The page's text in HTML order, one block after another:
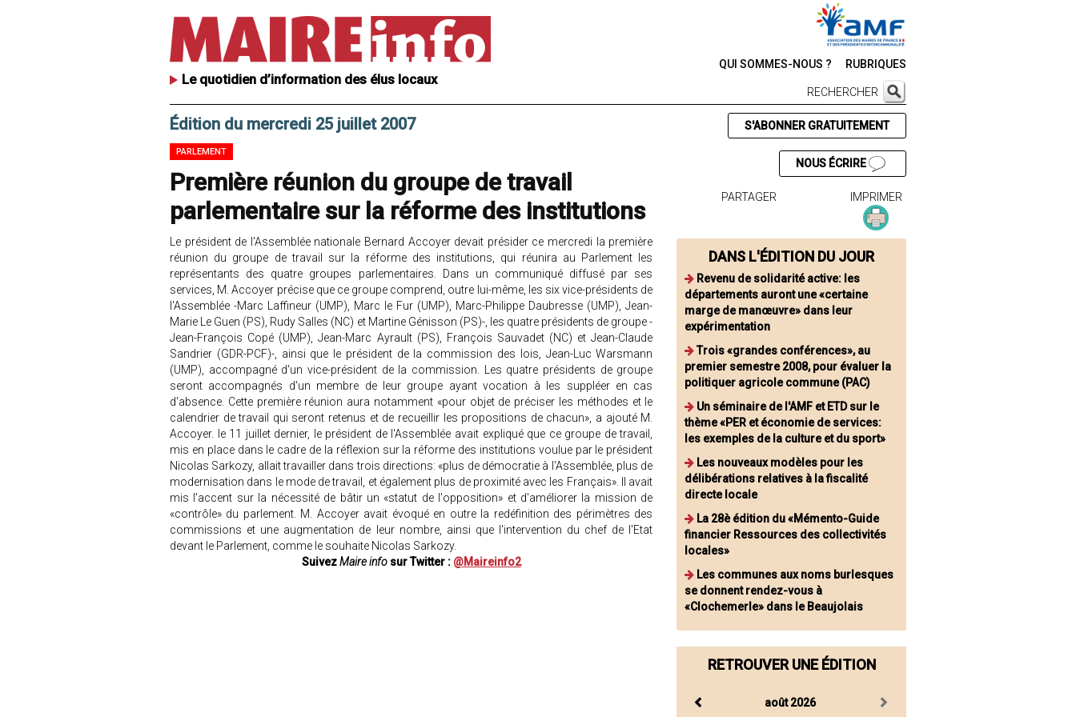
Le quotidien d’information des élus locaux
QUI SOMMES-NOUS ? RUBRIQUES
RECHERCHER
Édition du mercredi 25 juillet 2007
PARLEMENT
Première réunion du groupe de travail
parlementaire sur la réforme des institutions
Le président de l'Assemblée nationale Bernard Accoyer devait présider ce mercredi la première
réunion du groupe de travail sur la réforme des institutions, qui réunira au Parlement les
représentants des quatre groupes parlementaires. Dans un communiqué diffusé par ses
services, M. Accoyer précise que ce groupe comprend, outre lui-même, les six vice-présidents de
l'Assemblée -Marc Laffineur (UMP), Marc le Fur (UMP), Marc-Philippe Daubresse (UMP), Jean-
Marie Le Guen (PS), Rudy Salles (NC) et Martine Génisson (PS)-, les quatre présidents de groupe -
Jean-François Copé (UMP), Jean-Marc Ayrault (PS), François Sauvadet (NC) et Jean-Claude
Sandrier (GDR-PCF)-, ainsi que le président de la commission des lois, Jean-Luc Warsmann
(UMP), accompagné d'un vice-président de la commission. Les quatre présidents de groupe
seront accompagnés d'un membre de leur groupe ayant vocation à les suppléer en cas
d'absence. Cette première réunion aura notamment «pour objet de préciser les méthodes et le
calendrier de travail qui seront retenus et de recueillir les propositions de chacun», a ajouté M.
Accoyer. le 11 juillet dernier, le président de l'Assemblée avait expliqué que ce groupe de travail,
mis en place dans le cadre de la réflexion sur la réforme des institutions voulue par le président
Nicolas Sarkozy, allait travailler dans trois directions: «plus de démocratie à l'Assemblée, plus de
modernisation dans le mode de travail, et également plus de proximité avec les Français». Il avait
mis l'accent sur la nécessité de bâtir un «statut de l'opposition» et d'améliorer la mission de
«contrôle» du parlement. M. Accoyer avait évoqué en outre la redéfinition des périmètres des
commissions et une augmentation de leur nombre, ainsi que l'intervention du chef de l'Etat
devant le Parlement, comme le souhaite Nicolas Sarkozy.
SuivezMaire infosur Twitter : @Maireinfo2
S'ABONNER GRATUITEMENT
NOUS ÉCRIRE
PARTAGER IMPRIMER
DANS L'ÉDITION DU JOUR
Revenu de solidarité active: les
départements auront une «certaine
marge de manœuvre» dans leur
expérimentation
Trois «grandes conférences», au
premier semestre 2008, pour évaluer la
politiquer agricole commune (PAC)
Un séminaire de l'AMF et ETD sur le
thème «PER et économie de services:
les exemples de la culture et du sport»
Les nouveaux modèles pour les
délibérations relatives à la fiscalité
directe locale
La 28è édition du «Mémento-Guide
financier Ressources des collectivités
locales»
Les communes aux noms burlesques
se donnent rendez-vous à
«Clochemerle» dans le Beaujolais
RETROUVER UNE ÉDITION
août 2026